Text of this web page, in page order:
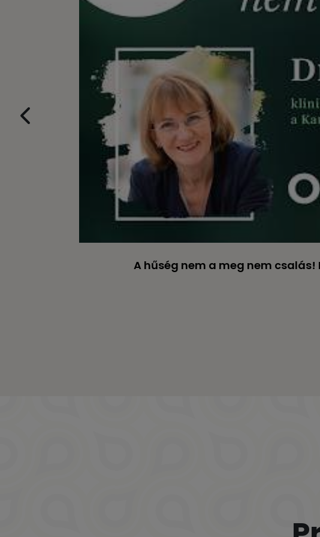
A hűség nem a meg nem csalás!